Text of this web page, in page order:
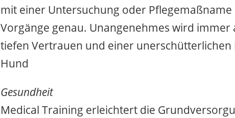
mit einer Untersuchung oder
Vorgänge genau. Unangenehmes wird
tiefen Vertrauen und einer unerschütterlichen
Hund
Gesundheit
Medical Training erleichtert die